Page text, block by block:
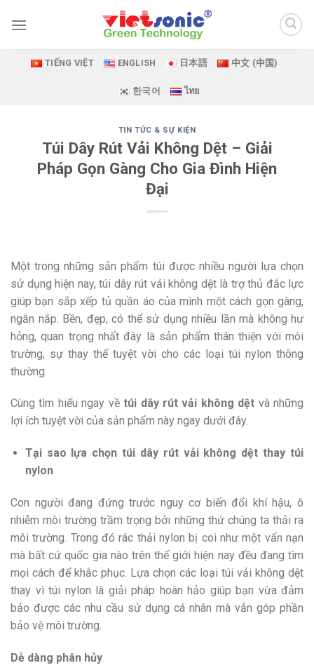
TIẾNG VIỆT ENGLISH 日本語 中文 (中国)
한국어 ไทย
TIN TỨC & SỰ KIỆN
Túi Dây Rút Vải Không Dệt – Giải
Pháp Gọn Gàng Cho Gia Đình Hiện
Đại
Một trong những sản phẩm túi được nhiều người lựa chọn
sử dụng hiện nay, túi dây rút vải không dệt là trợ thủ đắc lực
giúp bạn sắp xếp tủ quần áo của mình một cách gọn gàng,
ngăn nắp. Bền, đẹp, có thể sử dụng nhiều lần mà không hư
hỏng, quan trọng nhất đây là sản phẩm thân thiện với môi
trường, sự thay thế tuyệt vời cho các loại túi nylon thông
thường.
Cùng tìm hiểu ngay vềtúi dây rút vải không dệt và những
lợi ích tuyệt vời của sản phẩm này ngay dưới đây.
Tại sao lựa chọn túi dây rút vải không dệt thay túi
nylon
Con người đang đứng trước nguy cơ biến đổi khí hậu, ô
nhiễm môi trường trầm trọng bởi những thứ chúng ta thải ra
môi trường. Trong đó rác thải nylon bị coi như một vấn nạn
mà bất cứ quốc gia nào trên thế giới hiện nay đều đang tìm
mọi cách để khắc phục. Lựa chọn các loại túi vải không dệt
thay vì túi nylon là giải pháp hoàn hảo giúp bạn vừa đảm
bảo được các nhu cầu sử dụng cá nhân mà vẫn góp phần
bảo vệ môi trường.
Dễ dàng phân hủy